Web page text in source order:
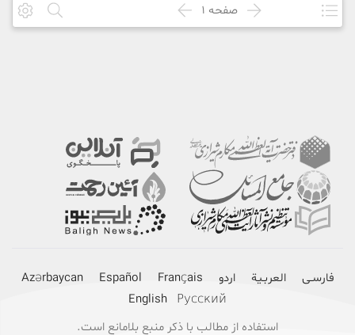
صفحه 1
فارسـی العربـیة اردو Français
Español
Azərbaycan
Русский
English
استفاده از مطالب با ذکر منبع بلامانع است.